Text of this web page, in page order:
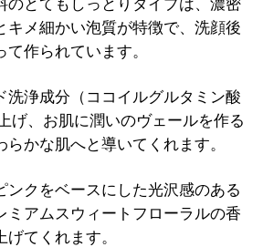
のとてもしっとりタイプは、濃密
キメ細かい泡質が特徴で、洗顔後
作られています。
洗浄成分（ココイルグルタミン酸
げ、お肌に潤いのヴェールを作る
かな肌へと導いてくれます。
ンクをベースにした光沢感のある
ミアムスウィートフローラルの香
てくれます。